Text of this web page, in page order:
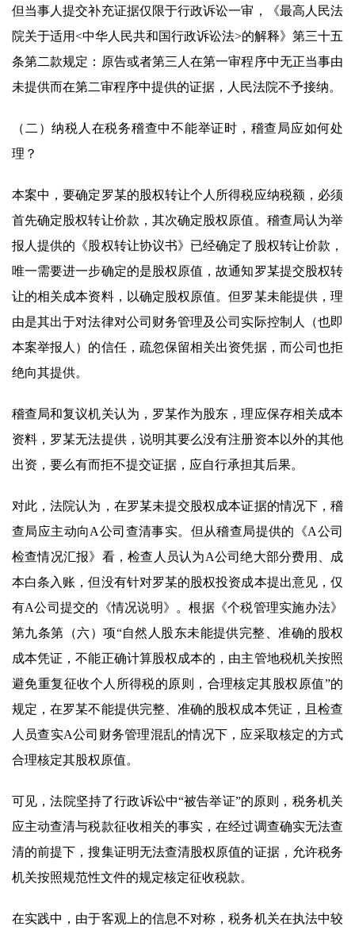
但当事人提交补充证据仅限于行政诉讼一审，《最高人民法
院关于适用<中华人民共和国行政诉讼法>的解释》第三十五
条第二款规定：原告或者第三人在第一审程序中无正当事由
未提供而在第二审程序中提供的证据，人民法院不予接纳。
（二）纳税人在税务稽查中不能举证时，稽查局应如何处
理？
本案中，要确定罗某的股权转让个人所得税应纳税额，必须
首先确定股权转让价款，其次确定股权原值。稽查局认为举
报人提供的《股权转让协议书》已经确定了股权转让价款，
唯一需要进一步确定的是股权原值，故通知罗某提交股权转
让的相关成本资料，以确定股权原值。但罗某未能提供，理
由是其出于对法律对公司财务管理及公司实际控制人（也即
本案举报人）的信任，疏忽保留相关出资凭据，而公司也拒
绝向其提供。
稽查局和复议机关认为，罗某作为股东，理应保存相关成本
资料，罗某无法提供，说明其要么没有注册资本以外的其他
出资，要么有而拒不提交证据，应自行承担其后果。
对此，法院认为，在罗某未提交股权成本证据的情况下，稽
查局应主动向A公司查清事实。但从稽查局提供的《A公司
检查情况汇报》看，检查人员认为A公司绝大部分费用、成
本白条入账，但没有针对罗某的股权投资成本提出意见，仅
有A公司提交的《情况说明》。根据《个税管理实施办法》
第九条第（六）项“自然人股东未能提供完整、准确的股权
成本凭证，不能正确计算股权成本的，由主管地税机关按照
避免重复征收个人所得税的原则，合理核定其股权原值”的
规定，在罗某不能提供完整、准确的股权成本凭证，且检查
人员查实A公司财务管理混乱的情况下，应采取核定的方式
合理核定其股权原值。
可见，法院坚持了行政诉讼中“被告举证”的原则，税务机关
应主动查清与税款征收相关的事实，在经过调查确实无法查
清的前提下，搜集证明无法查清股权原值的证据，允许税务
机关按照规范性文件的规定核定征收税款。
在实践中，由于客观上的信息不对称，税务机关在执法中较